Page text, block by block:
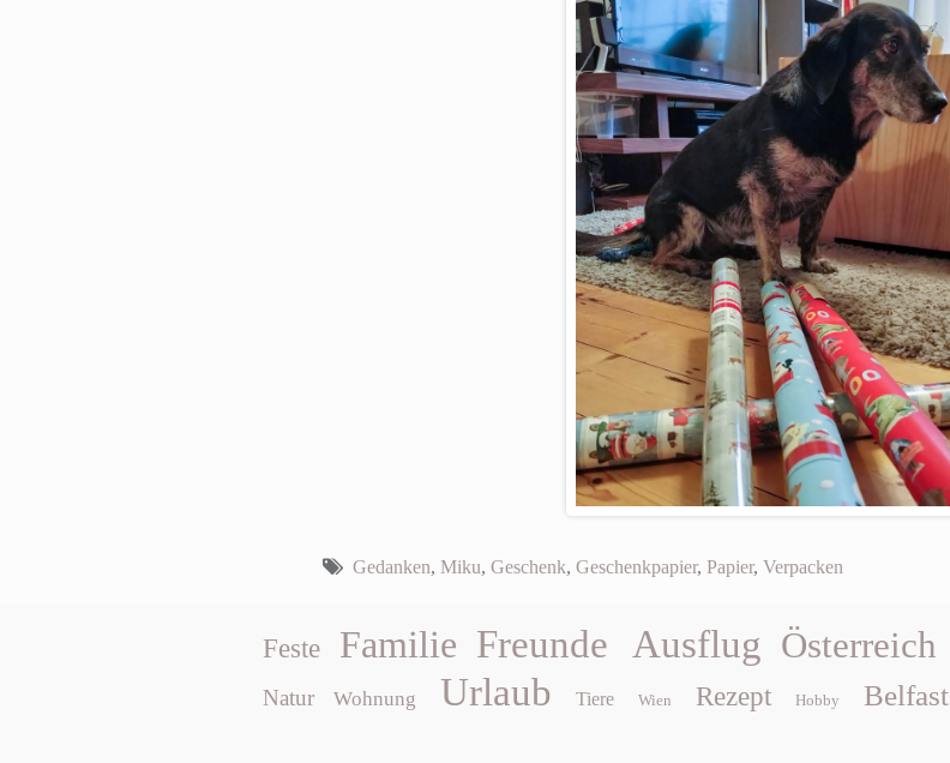
Gedanken, Miku, Geschenk, Geschenkpapier, Papier, Verpacken
Feste Familie Freunde Ausflug Österreich
Natur Wohnung Urlaub Tiere Wien Rezept Hobby Belfast